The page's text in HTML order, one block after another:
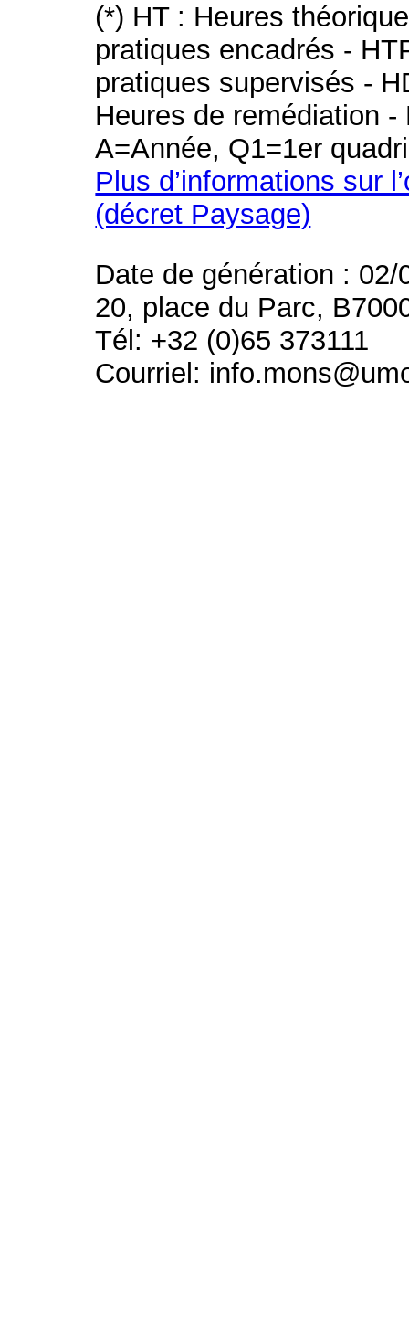
(*) HT : Heures
pratiques encadrés -
pratiques supervisés -
Heures de remédiation
A=Année, Q1=1er
Plus d’informations sur
(décret Paysage)
Date de génération : 02/
20, place du Parc,
Tél: +32 (0)65 373111
Courriel: